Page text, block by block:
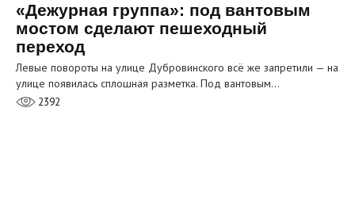
«Дежурная группа»: под вантовым
мостом сделают пешеходный
переход
Левые повороты на улице Дубровинского всё же запретили — на
улице появилась сплошная разметка. Под вантовым…
2392